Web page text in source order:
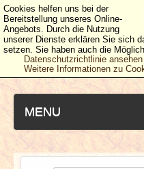
MENU
Cookies helfen uns bei der
Bereitstellung unseres Online-
Angebots. Durch die Nutzung
unserer Dienste erklären Sie sich
setzen. Sie haben auch die
Datenschutzrichtlinie ansehen
Weitere Informationen zu